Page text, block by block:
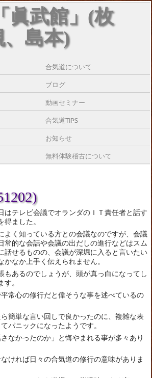
眞武館」(枚
、島本)
合気道について
ブログ
動画セミナー
合気道TIPS
お知らせ
無料体験稽古について
はテレビ会議でオランダのＩＴ責任者と話す
得ました。
よく知っている方との会議なのですが、会議
常的な会話や会議の出だしの進行などはスム
話せるものの、会議が深堀に入ると言いたい
かなか上手く伝えられません。
もあるのでしょうが、頭が真っ白になってし
す。
常心の修行だと偉そうな事を述べているの
簡単な言い回しで良かったのに、複雑な表
パニックになったようです。
さなかったのか」と悔やまれる事が多々あり
ければ日々の合気道の修行の意味がありま